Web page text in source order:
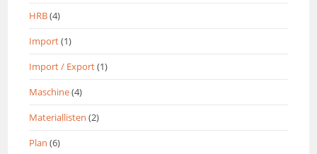
HRB(4)
Import(1)
Import / Export(1)
Maschine(4)
Materiallisten (2)
Plan (6)